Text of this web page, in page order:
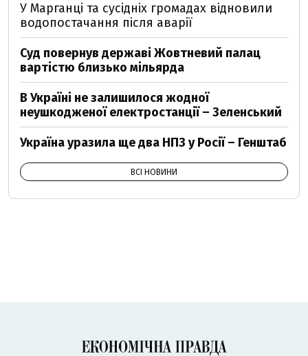
У Марганці та сусідніх громадах відновили
водопостачання після аварії
Суд повернув державі Жовтневий палац
вартістю близько мільярда
В Україні не залишилося жодної
неушкодженої електростанції – Зеленський
Україна уразила ще два НПЗ у Росії – Генштаб
ВСІ НОВИНИ